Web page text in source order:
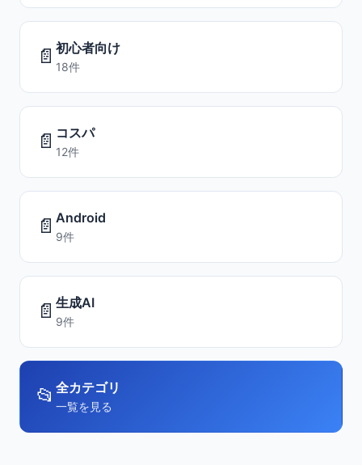
📄 初心者向け
18件
📄 コスパ
12件
📄 Android
9件
📄 生成AI
9件
📂 全カテゴリ
一覧を見る